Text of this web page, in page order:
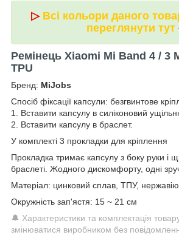
▷ Всі кольори даного
переглянути тут
Ремінець Xiaomi Mi Band 4 / 3
TPU
Бренд: MiJobs
Спосіб фіксації капсули: безгвинтове
1. Вставити капсулу в силіконовий
2. Вставити капсулу в браслет.
У комплекті 3 прокладки для кріплення
Прокладка тримає капсулу з боку руки і
браслеті. Жодного дискомфорту, одні
Матеріал: цинковий сплав, ТПУ,
Окружність зап'ястя: 15 ~ 21 см
🔔 Характеристики та комплектація
змінюватися виробником без